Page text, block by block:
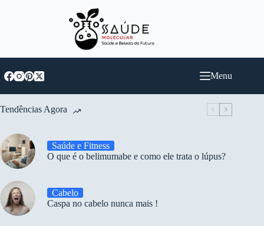
Menu
Tendências Agora
Saúde e Fitness
O que é o belimumabe e como ele trata o lúpus?
Cabelo
Caspa no cabelo nunca mais !